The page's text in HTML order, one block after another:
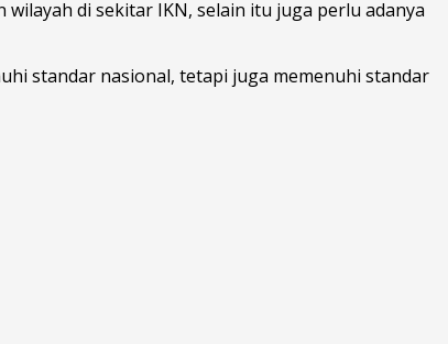
di sekitar IKN, selain itu juga perlu adanya
standar nasional, tetapi juga memenuhi standar